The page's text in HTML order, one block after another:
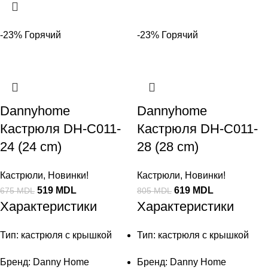
-23% Горячий
Dannyhome
Кастрюля DH-C011-
24 (24 cm)
Кастрюли, Новинки!
675MDL 519 MDL
Характеристики
Тип: кастрюля с крышкой
Бренд: Danny Home
-23% Горячий
Dannyhome
Кастрюля DH-C011-
28 (28 cm)
Кастрюли, Новинки!
805MDL 619 MDL
Характеристики
Тип: кастрюля с крышкой
Бренд: Danny Home